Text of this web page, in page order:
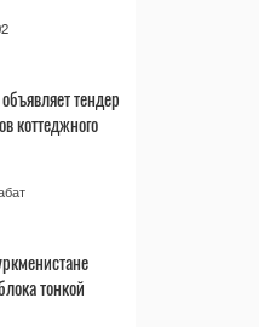
тендер
коттеджного
тонкой